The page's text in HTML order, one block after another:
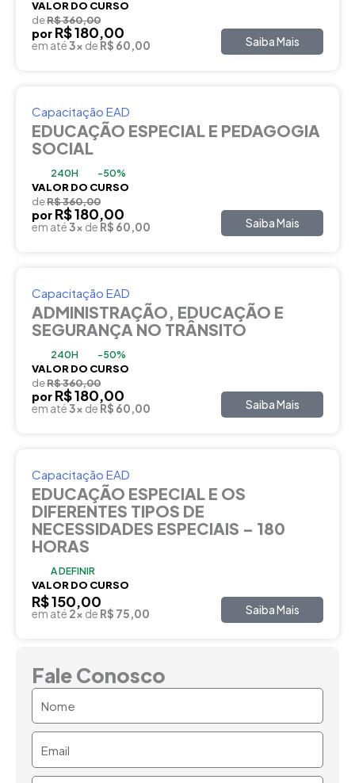
VALOR DO CURSO
deR$ 360,00
por R$ 180,00
em até3x de R$ 60,00 Saiba Mais
Capacitação EAD
EDUCAÇÃO ESPECIAL E PEDAGOGIA
SOCIAL
240H -50%
VALOR DO CURSO
deR$ 360,00
por R$ 180,00
em até3x de R$ 60,00 Saiba Mais
Capacitação EAD
ADMINISTRAÇÃO, EDUCAÇÃO E
SEGURANÇA NO TRÂNSITO
240H -50%
VALOR DO CURSO
deR$ 360,00
por R$ 180,00
em até3x de R$ 60,00 Saiba Mais
Capacitação EAD
EDUCAÇÃO ESPECIAL E OS
DIFERENTES TIPOS DE
NECESSIDADES ESPECIAIS – 180
HORAS
A DEFINIR
VALOR DO CURSO
R$ 150,00
em até 2x de R$ 75,00 Saiba Mais
Fale Conosco